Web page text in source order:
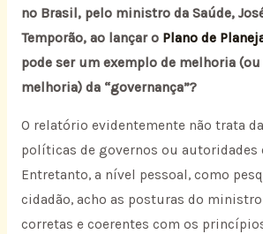
no Brasil, pelo ministro da Saúde,
Temporão, ao lançar o Plano de
pode ser um exemplo de melhoria
melhoria) da “governança”?
O relatório evidentemente não trata
políticas de governos ou autoridades
Entretanto, a nível pessoal, como
cidadão, acho as posturas do ministro
corretas e coerentes com os